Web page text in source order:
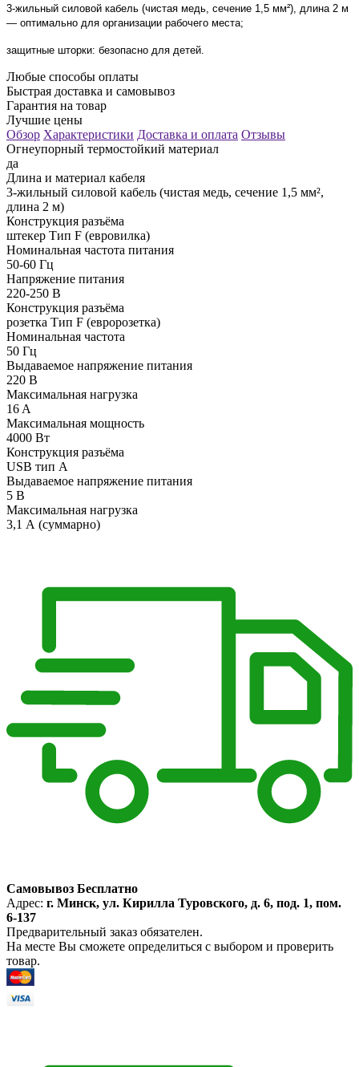
3-жильный силовой кабель (чистая медь, сечение 1,5 мм²), длина 2 м
— оптимально для организации рабочего места;
защитные шторки: безопасно для детей.
Любые способы оплаты
Быстрая доставка и самовывоз
Гарантия на товар
Лучшие цены
Обзор Характеристики Доставка и оплата Отзывы
Огнеупорный термостойкий материал
да
Длина и материал кабеля
3-жильный силовой кабель (чистая медь, сечение 1,5 мм²,
длина 2 м)
Конструкция разъёма
штекер Тип F (евровилка)
Номинальная частота питания
50-60 Гц
Напряжение питания
220-250 В
Конструкция разъёма
розетка Тип F (евророзетка)
Номинальная частота
50 Гц
Выдаваемое напряжение питания
220 В
Максимальная нагрузка
16 A
Максимальная мощность
4000 Вт
Конструкция разъёма
USB тип A
Выдаваемое напряжение питания
5 В
Максимальная нагрузка
3,1 А (суммарно)
Самовывоз Бесплатно
Адрес: г. Минск, ул. Кирилла Туровского, д. 6, под. 1, пом.
6-137
Предварительный заказ обязателен.
На месте Вы сможете определиться с выбором и проверить
товар.